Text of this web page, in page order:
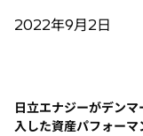
2022年9月2日
日立エナジーがデン
入した資産パフォー